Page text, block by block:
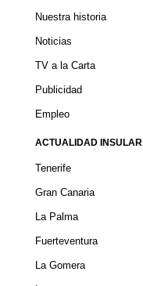
Nuestra historia
Noticias
TV a la Carta
Publicidad
Empleo
ACTUALIDAD INSULAR
Tenerife
Gran Canaria
La Palma
Fuerteventura
La Gomera